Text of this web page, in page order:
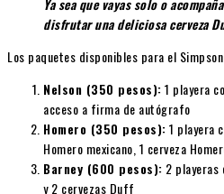
Ya sea que vayas solo o
disfrutar una deliciosa cerveza
Los paquetes disponibles para el
Nelson (350 pesos):1 playera
acceso a firma de autógrafo
Homero (350 pesos):1 playera
Homero mexicano, 1 cerveza
Barney (600 pesos): 2
y 2 cervezas Duff